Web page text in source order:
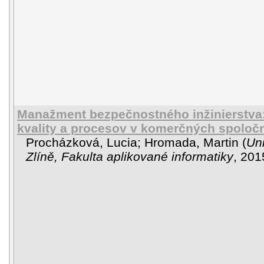
Manažment bezpečnostného
kvality a procesov v komerčných
Procházková, Lucia; Hromada, Martin (
Zlíně, Fakulta aplikované informatiky,